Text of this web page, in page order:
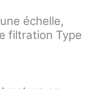
échelle,
filtration Type